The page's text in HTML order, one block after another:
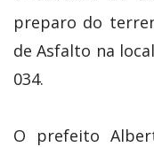
preparo do
de Asfalto na
034.
O prefeito